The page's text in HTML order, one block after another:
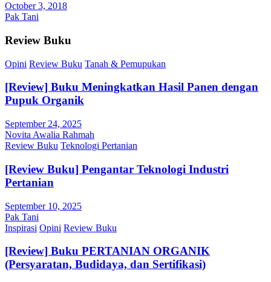
October 3, 2018
Pak Tani
Review Buku
Opini Review Buku Tanah & Pemupukan
[Review] Buku Meningkatkan Hasil Panen dengan
Pupuk Organik
September 24, 2025
Novita Awalia Rahmah
Review Buku Teknologi Pertanian
[Review Buku] Pengantar Teknologi Industri
Pertanian
September 10, 2025
Pak Tani
Inspirasi Opini Review Buku
[Review] Buku PERTANIAN ORGANIK
(Persyaratan, Budidaya, dan Sertifikasi)